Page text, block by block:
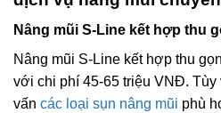
Nâng mũi S-Line kết hợp thu
Nâng mũi S-Line kết hợp thu
với chi phí 45-65 triệu VNĐ.
vấn các loại sụn nâng mũi phù